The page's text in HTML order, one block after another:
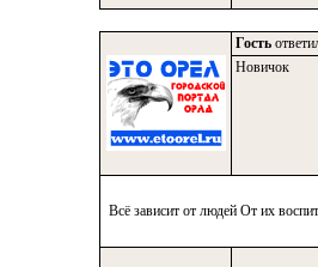
Гость
Новичок
Всё зависит от людей От их